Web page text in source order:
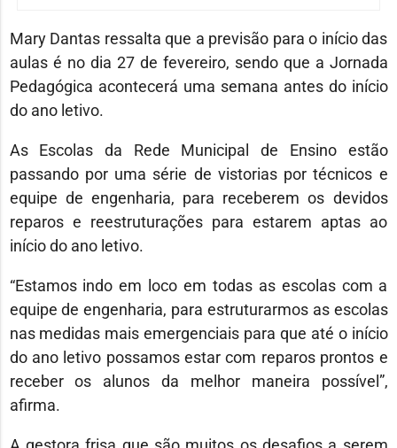
Mary Dantas ressalta que a previsão para o início das
aulas é no dia 27 de fevereiro, sendo que a Jornada
Pedagógica acontecerá uma semana antes do início
do ano letivo.
As Escolas da Rede Municipal de Ensino estão
passando por uma série de vistorias por técnicos e
equipe de engenharia, para receberem os devidos
reparos e reestruturações para estarem aptas ao
início do ano letivo.
“Estamos indo em loco em todas as escolas com a
equipe de engenharia, para estruturarmos as escolas
nas medidas mais emergenciais para que até o início
do ano letivo possamos estar com reparos prontos e
receber os alunos da melhor maneira possível”,
afirma.